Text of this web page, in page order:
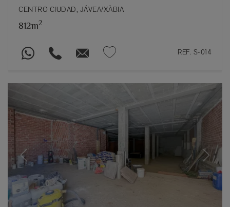
CENTRO CIUDAD, JÁVEA/XÀBIA
812m2
REF. S-014
Previous Next